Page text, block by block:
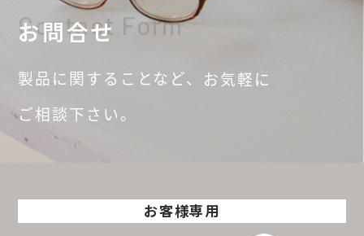
お問合せ
Contact Form
製品に関することなど、 お気軽に
ご相談下さい。
お客様専用